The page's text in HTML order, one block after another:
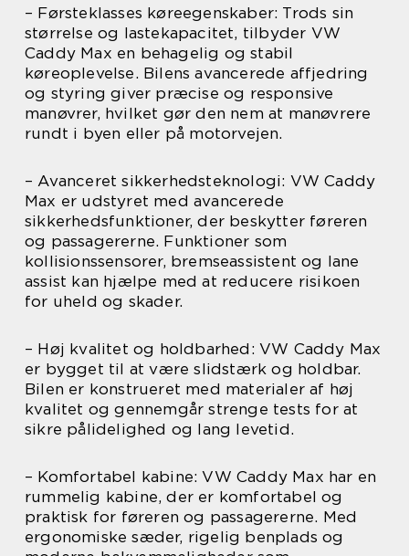
– Førsteklasses køreegenskaber: Trods sin
størrelse og lastekapacitet, tilbyder VW
Caddy Max en behagelig og stabil
køreoplevelse. Bilens avancerede affjedring
og styring giver præcise og responsive
manøvrer, hvilket gør den nem at manøvrere
rundt i byen eller på motorvejen.
– Avanceret sikkerhedsteknologi: VW Caddy
Max er udstyret med avancerede
sikkerhedsfunktioner, der beskytter føreren
og passagererne. Funktioner som
kollisionssensorer, bremseassistent og lane
assist kan hjælpe med at reducere risikoen
for uheld og skader.
– Høj kvalitet og holdbarhed: VW Caddy Max
er bygget til at være slidstærk og holdbar.
Bilen er konstrueret med materialer af høj
kvalitet og gennemgår strenge tests for at
sikre pålidelighed og lang levetid.
– Komfortabel kabine: VW Caddy Max har en
rummelig kabine, der er komfortabel og
praktisk for føreren og passagererne. Med
ergonomiske sæder, rigelig benplads og